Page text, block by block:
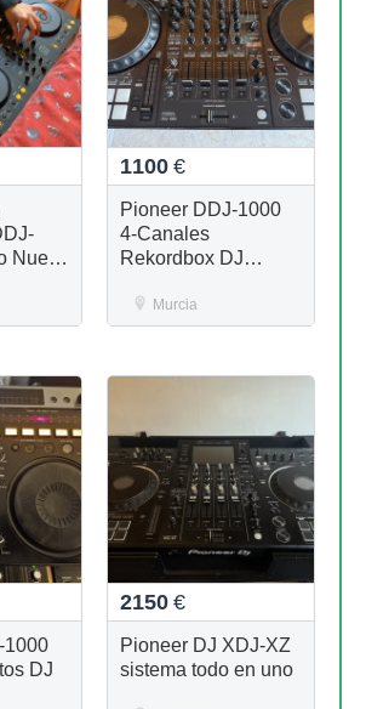
Nueva
1100 €
Pioneer DDJ-1000
4-Canales
Rekordbox DJ
Murcia
1000
DJ
2150 €
Pioneer DJ XDJ-XZ
sistema todo en uno